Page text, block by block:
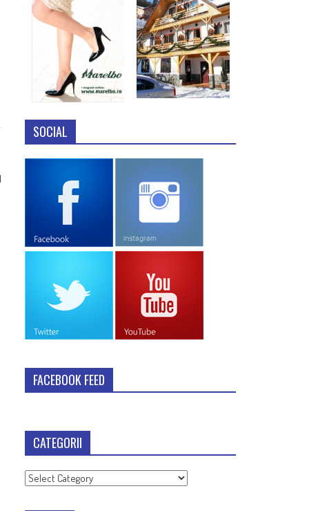
SOCIAL
FACEBOOK FEED
CATEGORII
Categorii